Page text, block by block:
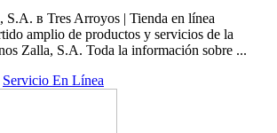
S.A. в Tres Arroyos | Tienda en línea
amplio de productos y servicios de la
Zalla, S.A. Toda la información sobre ...
Servicio En Línea